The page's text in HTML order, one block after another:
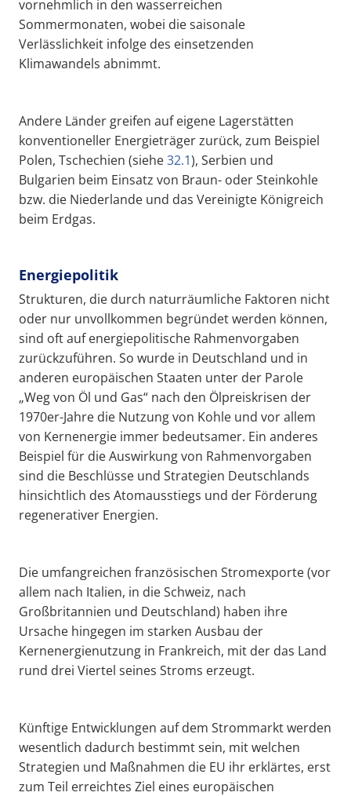
vornehmlich in den wasserreichen
Sommermonaten, wobei die saisonale
Verlässlichkeit infolge des einsetzenden
Klimawandels abnimmt.
Andere Länder greifen auf eigene Lagerstätten
konventioneller Energieträger zurück, zum Beispiel
Polen, Tschechien (siehe32.1), Serbien und
Bulgarien beim Einsatz von Braun- oder Steinkohle
bzw. die Niederlande und das Vereinigte Königreich
beim Erdgas.
Energiepolitik
Strukturen, die durch naturräumliche Faktoren nicht
oder nur unvollkommen begründet werden können,
sind oft auf energiepolitische Rahmenvorgaben
zurückzuführen. So wurde in Deutschland und in
anderen europäischen Staaten unter der Parole
„Weg von Öl und Gas“ nach den Ölpreiskrisen der
1970er-Jahre die Nutzung von Kohle und vor allem
von Kernenergie immer bedeutsamer. Ein anderes
Beispiel für die Auswirkung von Rahmenvorgaben
sind die Beschlüsse und Strategien Deutschlands
hinsichtlich des Atomausstiegs und der Förderung
regenerativer Energien.
Die umfangreichen französischen Stromexporte (vor
allem nach Italien, in die Schweiz, nach
Großbritannien und Deutschland) haben ihre
Ursache hingegen im starken Ausbau der
Kernenergienutzung in Frankreich, mit der das Land
rund drei Viertel seines Stroms erzeugt.
Künftige Entwicklungen auf dem Strommarkt werden
wesentlich dadurch bestimmt sein, mit welchen
Strategien und Maßnahmen die EU ihr erklärtes, erst
zum Teil erreichtes Ziel eines europäischen